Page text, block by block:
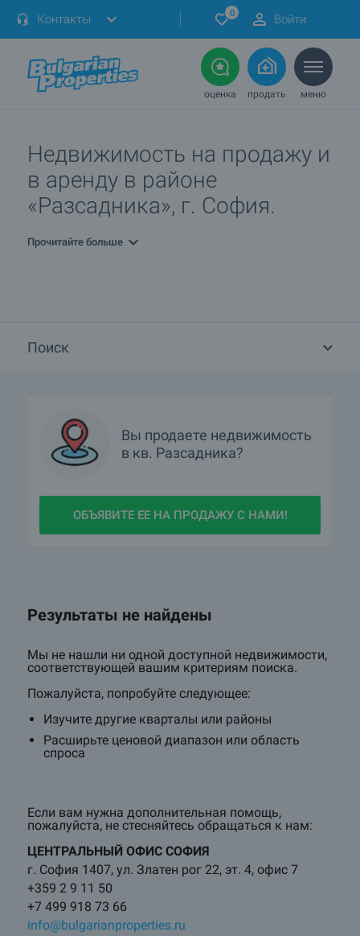
Контакты 0 Войти
оценка продать меню
Недвижимость на продажу и
в аренду в районе
«Разсадника», г. София.
Прочитайте больше
Поиск
Вы продаете недвижимость
в кв. Разсадника?
ОБЪЯВИТЕ ЕЕ НА ПРОДАЖУ С НАМИ!
Результаты не найдены
Мы не нашли ни одной доступной недвижимости,
соответствующей вашим критериям поиска.
Пожалуйста, попробуйте следующее:
Изучите другие кварталы или районы
Расширьте ценовой диапазон или область
спроса
Если вам нужна дополнительная помощь,
пожалуйста, не стесняйтесь обращаться к нам:
ЦЕНТРАЛЬНЫЙ ОФИС СОФИЯ
г. София 1407, ул. Златен рог 22, эт. 4, офис 7
+359 2 9 11 50
+7 499 918 73 66
info@bulgarianproperties.ru